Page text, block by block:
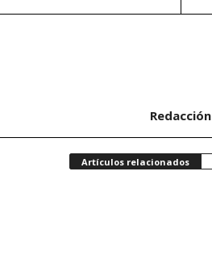
Redacción
Artículos relacionados